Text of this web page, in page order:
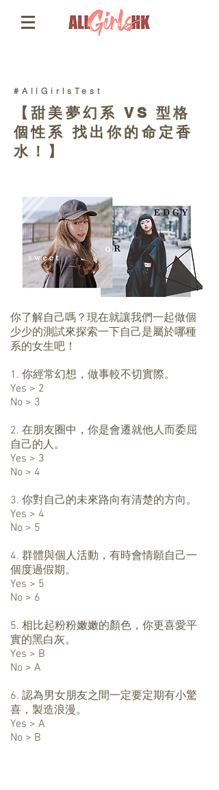
#AllGirlsTest
【甜美夢幻系 VS 型格
個性系 找出你的命定香
水！】
你了解自己嗎？現在就讓我們一起做個
少少的測試來探索一下自己是屬於哪種
系的女生吧！
1. 你經常幻想，做事較不切實際。
Yes > 2
No > 3
2. 在朋友圈中，你是會遷就他人而委屈
自己的人。
Yes > 3
No > 4
3. 你對自己的未來路向有清楚的方向。
Yes > 4
No > 5
4. 群體與個人活動，有時會情願自己一
個度過假期。
Yes > 5
No > 6
5. 相比起粉粉嫩嫩的顏色，你更喜愛平
實的黑白灰。
Yes > B
No > A
6. 認為男女朋友之間一定要定期有小驚
喜，製造浪漫。
Yes > A
No > B